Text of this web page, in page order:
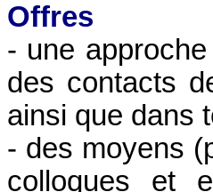
Offres
- une
des contacts
ainsi que dans
- des moyens
colloques et